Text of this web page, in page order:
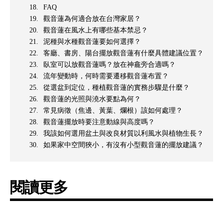
FAQ
觀音蓮為何適合放在台灣家居？
觀音蓮在風水上有哪些基本禁忌？
泥種與水種觀音蓮要如何選擇？
客廳、書房、陽台擺放觀音蓮有什麼具體建議位置？
臥室可以放觀音蓮嗎？放在神龕旁合適嗎？
流年變動時，何時需要遷移觀音蓮布置？
從選盆到定位，種植觀音蓮的實務步驟是什麼？
觀音蓮的光照與澆水要點為何？
常見病徵（焦邊、黃葉、爛根）該如何處理？
觀音蓮擺放時要注意動線與高度嗎？
我該如何選用盆土與改良材質以利風水與植物生長？
如果家中空間狹小，有沒有小型觀音蓮的擺放建議？
閱讀更多